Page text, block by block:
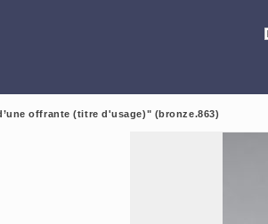
offrante (titre d'usage)" (bronze.863)